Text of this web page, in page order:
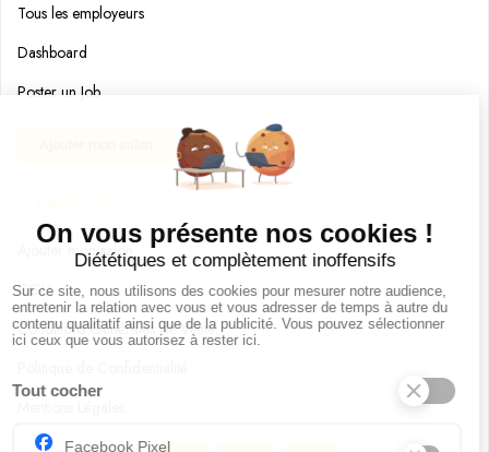
Tous les employeurs
Dashboard
Poster un Job
Ajouter mon salon
CGU
Conditions Générales de Vente